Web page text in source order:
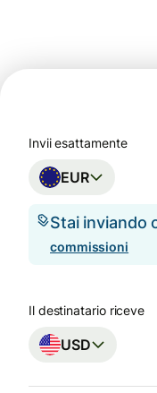
Invii esattamente
EUR
Stai inviando
commissioni
Il destinatario riceve
USD